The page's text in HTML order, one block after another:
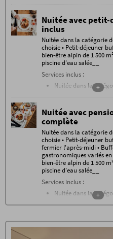
traditionnel, bain de lin et bien plus
Nuitée avec
inclus
Nuitée dans la catégorie
choisie • Petit-déjeuner
bien-être alpin de 1 500
piscine d'eau salée__
Services inclus :
Nuitée dans la
chambre choisie
100 choix différents,
Accès quotidien à
alpin unique de 1 500
comprenant une
d’eau salée
l’Allgäu, un bain de
de lin de l’Allgäu, une
une douche à jet
bien-être, une salle
une salle de relaxation
panoramique, une
En été, profitez du
+
Nuitée avec
complète
Nuitée dans la catégorie
choisie • Petit-déjeuner
fermier l'après-midi •
gastronomiques variés en
bien-être alpin de 1 500
piscine d'eau salée__
Services inclus :
Nuitée dans la
chambre choisie
100 choix différents,
+